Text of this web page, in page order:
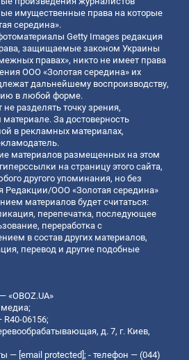
имущественные права на которые
середина».
Getty Images редакция
защищаемые законом Украины
правах», никто не имеет права
ООО «Золотая середина» их
дальнейшему воспроизводству,
в любой форме.
разделять точку зрения,
За достоверность
в рекламных материалах,
материалов размещенных на этом
на страницу этого сайта,
другого упоминания, но без
Редакции/ООО «Золотая середина»
материалов будет считаться:
перепечатка, последующее
переработка с
в состав других материалов,
перевод и другие подобные
«OBOZ.UA»
медиа;
06156;
д. 7, г. Киев,
— [email protected] ; - телефон — (044)